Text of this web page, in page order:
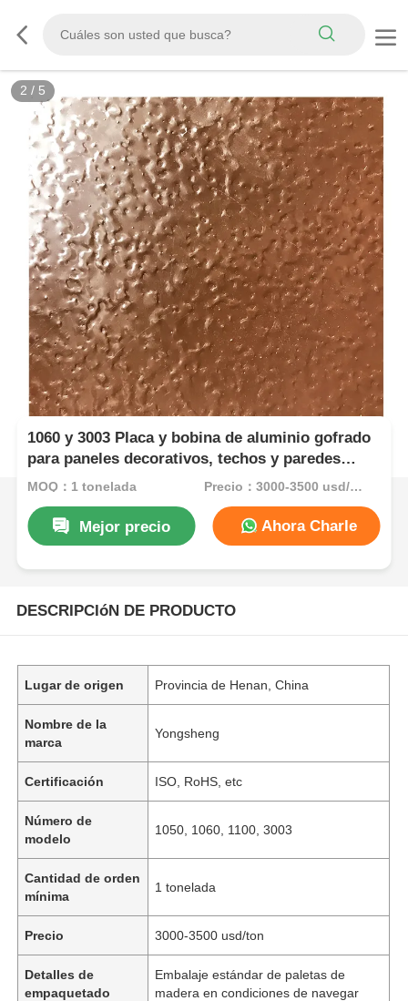
2 / 5
1060 y 3003 Placa y bobina de aluminio gofrado
para paneles decorativos, techos y paredes
destacadas.
MOQ：1 tonelada Precio：3000-3500 usd/ton
Mejor precio Ahora Charle
DESCRIPCIóN DE PRODUCTO
Lugar de origen Provincia de Henan, China
Nombre de la
marca
Yongsheng
Certificación ISO, RoHS, etc
Número de
modelo
1050, 1060, 1100, 3003
Cantidad de orden
mínima
1 tonelada
Precio 3000-3500 usd/ton
Detalles de
empaquetado
Embalaje estándar de paletas de
madera en condiciones de navegar